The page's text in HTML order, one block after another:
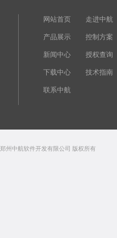
网站首页 走进中航
产品展示 控制方案
新闻中心 授权查询
下载中心 技术指南
联系中航
郑州中航软件开发有限公司 版权所有